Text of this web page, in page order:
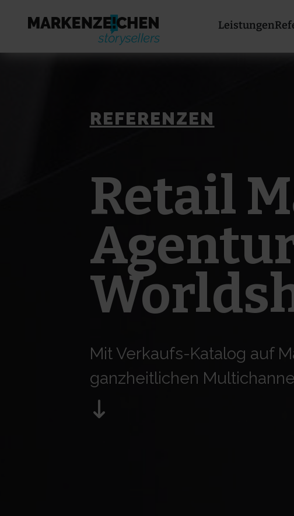
Leistungen
REFERENZEN
Retail
Mit Verkaufs-Katalog auf
ganzheitlichen